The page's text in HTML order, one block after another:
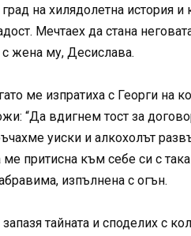
на хилядолетна история
Мечтаех да стана
жена му, Десислава.
ме изпратиха с Георги
“Да вдигнем тост за
уиски и алкохолът
притисна към себе си с
изпълнена с огън.
тайната и споделих с